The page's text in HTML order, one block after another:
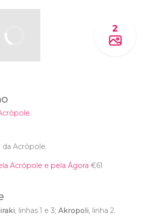
2
da Acrópole.
Acrópole e pela Ágora €61
, linhas 1 e 3; Akropoli, linha 2.